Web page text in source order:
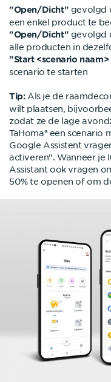
"Open/Dicht" gevolgd
een enkel product te
"Open/Dicht" gevolgd
alle producten in
"Start <scenario
scenario te starten
Tip:Als je de
wilt plaatsen,
zodat ze de lage
TaHoma® een scenario
Google Assistent
activeren". Wanneer je
Assistant ook vragen
50% te openen of om